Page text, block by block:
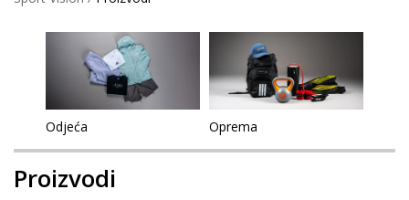
Odjeća Oprema
Proizvodi